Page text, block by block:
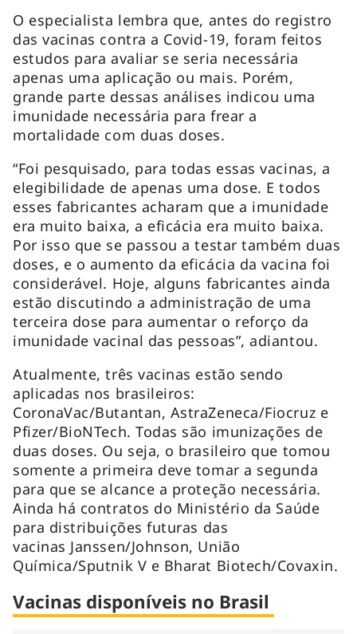
O especialista lembra que, antes do registro
das vacinas contra a Covid-19, foram feitos
estudos para avaliar se seria necessária
apenas uma aplicação ou mais. Porém,
grande parte dessas análises indicou uma
imunidade necessária para frear a
mortalidade com duas doses.
“Foi pesquisado, para todas essas vacinas, a
elegibilidade de apenas uma dose. E todos
esses fabricantes acharam que a imunidade
era muito baixa, a eficácia era muito baixa.
Por isso que se passou a testar também duas
doses, e o aumento da eficácia da vacina foi
considerável. Hoje, alguns fabricantes ainda
estão discutindo a administração de uma
terceira dose para aumentar o reforço da
imunidade vacinal das pessoas”, adiantou.
Atualmente, três vacinas estão sendo
aplicadas nos brasileiros:
CoronaVac/Butantan, AstraZeneca/Fiocruz e
Pfizer/BioNTech. Todas são imunizações de
duas doses. Ou seja, o brasileiro que tomou
somente a primeira deve tomar a segunda
para que se alcance a proteção necessária.
Ainda há contratos do Ministério da Saúde
para distribuições futuras das
vacinas Janssen/Johnson, União
Química/Sputnik V e Bharat Biotech/Covaxin.
Vacinas disponíveis no Brasil